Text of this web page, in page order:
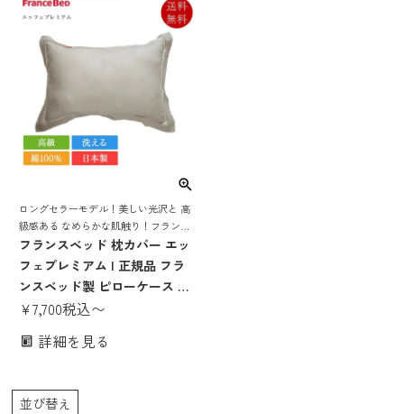
ロングセラーモデル！美しい光沢と 高
級感ある なめらかな肌触り！フランス
ベッド 高級枕カバー
フランスベッド 枕カバー エッ
フェプレミアム | 正規品 フラ
ンスベッド製 ピローケース ピ
ロケース 日本製 国産 綿100％
ク グレージュ ブラウン ブルー
¥7,700税込〜
詳細を見る
並び替え